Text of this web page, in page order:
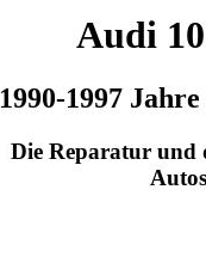
Audi
1990-1997
Die Reparatur und
Autos